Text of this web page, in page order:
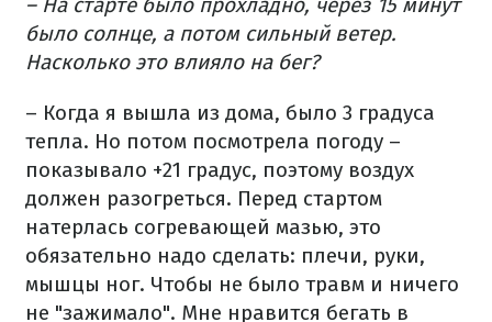
было солнце, а потом сильный ветер.
Насколько это влияло на бег?
– Когда я вышла из дома, было 3 градуса
тепла. Но потом посмотрела погоду –
показывало +21 градус, поэтому воздух
должен разогреться. Перед стартом
натерлась согревающей мазью, это
обязательно надо сделать: плечи, руки,
мышцы ног. Чтобы не было травм и ничего
не "зажимало". Мне нравится бегать в